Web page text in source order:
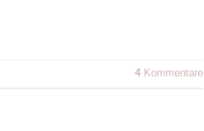
4Kommentare